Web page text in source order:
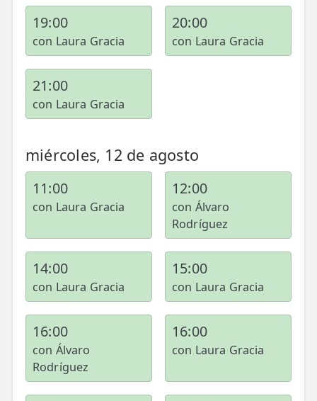
📍 Getafe
TIENDA
🛍️ Tienda Bonos
🛍️ Tienda Productos Fisioterapia
🎁 Tarjetas Regalo
🛒 Carrito
❤️ Ofertas
☎️ 91 005 23 63
📧 Contacta
ESPECIALIDADES
🩻 Fisioterapia Traumatológica
😧 Fisioterapia ATM
🦴 Osteopatía
19:00
con Laura Gracia
20:00
con Laura Gracia
21:00
con Laura Gracia
miércoles, 12 de agosto
11:00
con Laura Gracia
12:00
con Álvaro
Rodríguez
14:00
con Laura Gracia
15:00
con Laura Gracia
16:00
con Álvaro
Rodríguez
16:00
con Laura Gracia